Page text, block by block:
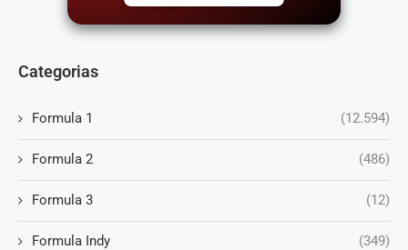
Categorias
Formula 1 (12.594)
Formula 2 (486)
Formula 3 (12)
Formula Indy (349)